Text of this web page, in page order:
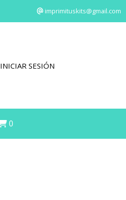
imprimituskits@gmail.com
INICIAR SESIÓN
0